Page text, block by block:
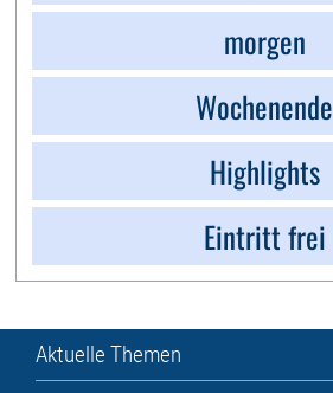
morgen
Wochenende
Highlights
Eintritt frei
Aktuelle Themen